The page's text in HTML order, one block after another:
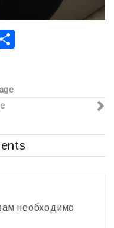
T
р
в
и
т
необходимо